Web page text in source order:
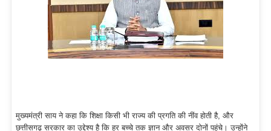
मुख्यमंत्री साय ने कहा कि शिक्षा किसी भी राज्य की प्रगति की नींव होती है, और
छत्तीसगढ़ सरकार का उद्देश्य है कि हर बच्चे तक ज्ञान और अवसर दोनों पहुंचे। उन्होंने